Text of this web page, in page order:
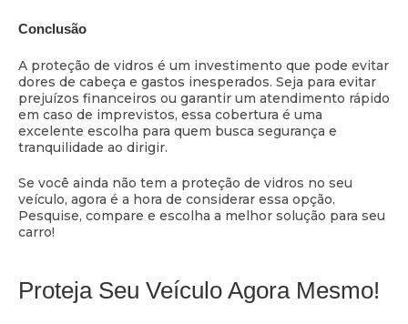
Conclusão
A proteção de vidros é um investimento que pode evitar
dores de cabeça e gastos inesperados. Seja para evitar
prejuízos financeiros ou garantir um atendimento rápido
em caso de imprevistos, essa cobertura é uma
excelente escolha para quem busca segurança e
tranquilidade ao dirigir.
Se você ainda não tem a proteção de vidros no seu
veículo, agora é a hora de considerar essa opção.
Pesquise, compare e escolha a melhor solução para seu
carro!
Proteja Seu Veículo Agora Mesmo!